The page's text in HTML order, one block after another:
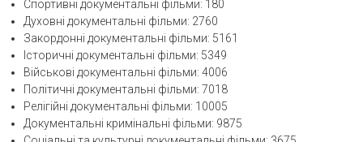
Спортивні документальні фільми: 180
Духовні документальні фільми: 2760
Закордонні документальні фільми: 5161
Історичні документальні фільми: 5349
Військові документальні фільми: 4006
Політичні документальні фільми: 7018
Релігійні документальні фільми: 10005
Документальні кримінальні фільми: 9875